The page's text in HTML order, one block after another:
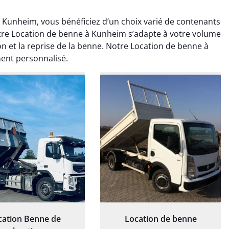
vous bénéficiez d’un choix varié de contenants
Location de benne à Kunheim s’adapte à votre volume
et la reprise de la benne. Notre Location de benne à
personnalisé.
Benne de
Location de benne
Bonnet
21 juin 2024
de terrassement
à Var était
L'équipe a
manière efficace
laissant
impeccable et
notre nouveau
paysager.
Elisa Barreau
6 avril 2025
Parfait pour évacuer les
gravats de mon chantier.
Service rapide et efficace. Je
recommande sans
hésitation.